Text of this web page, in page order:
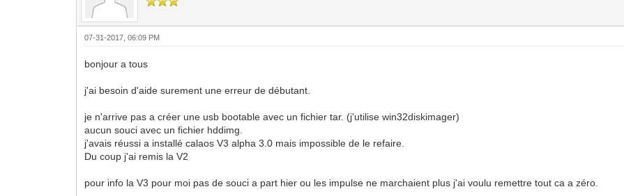
07-31-2017, 06:09 PM
bonjour a tous
j'ai besoin d'aide surement une erreur de débutant.
je n'arrive pas a créer une usb bootable avec un fichier tar. (j'utilise win32diskimager)
aucun souci avec un fichier hddimg.
j'avais réussi a installé calaos V3 alpha 3.0 mais impossible de le refaire.
Du coup j'ai remis la V2
pour info la V3 pour moi pas de souci a part hier ou les impulse ne marchaient plus j'ai voulu remettre tout ca a zéro.